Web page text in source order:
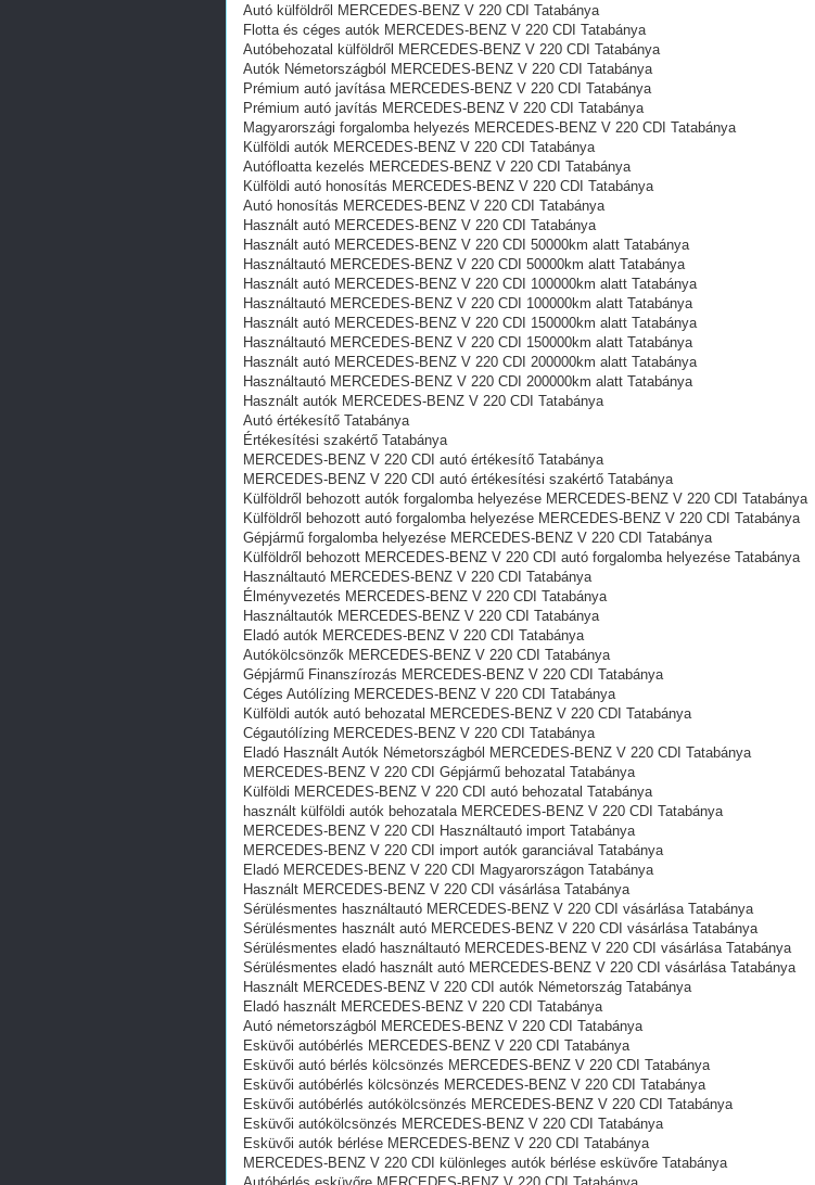
Autó külföldről MERCEDES-BENZ V 220 CDI Tatabánya
Flotta és céges autók MERCEDES-BENZ V 220 CDI Tatabánya
Autóbehozatal külföldről MERCEDES-BENZ V 220 CDI Tatabánya
Autók Németországból‎ MERCEDES-BENZ V 220 CDI Tatabánya
Prémium autó javítása MERCEDES-BENZ V 220 CDI Tatabánya
Prémium autó javítás MERCEDES-BENZ V 220 CDI Tatabánya
Magyarországi forgalomba helyezés MERCEDES-BENZ V 220 CDI Tatabánya
Külföldi autók‎ MERCEDES-BENZ V 220 CDI Tatabánya
Autófloatta kezelés MERCEDES-BENZ V 220 CDI Tatabánya
Külföldi autó honosítás MERCEDES-BENZ V 220 CDI Tatabánya
Autó honosítás MERCEDES-BENZ V 220 CDI Tatabánya
Használt autó‎ MERCEDES-BENZ V 220 CDI Tatabánya
Használt autó‎ MERCEDES-BENZ V 220 CDI 50000km alatt Tatabánya
Használtautó‎ MERCEDES-BENZ V 220 CDI 50000km alatt Tatabánya
Használt autó‎ MERCEDES-BENZ V 220 CDI 100000km alatt Tatabánya
Használtautó‎ MERCEDES-BENZ V 220 CDI 100000km alatt Tatabánya
Használt autó‎ MERCEDES-BENZ V 220 CDI 150000km alatt Tatabánya
Használtautó‎ MERCEDES-BENZ V 220 CDI 150000km alatt Tatabánya
Használt autó‎ MERCEDES-BENZ V 220 CDI 200000km alatt Tatabánya
Használtautó‎ MERCEDES-BENZ V 220 CDI 200000km alatt Tatabánya
Használt autó‎k MERCEDES-BENZ V 220 CDI Tatabánya
Autó értékesítő Tatabánya
Értékesítési szakértő Tatabánya
MERCEDES-BENZ V 220 CDI autó értékesítő Tatabánya
MERCEDES-BENZ V 220 CDI autó értékesítési szakértő Tatabánya
Külföldről behozott autók forgalomba helyezése MERCEDES-BENZ V 220 CDI Tatabánya
Külföldről behozott autó forgalomba helyezése MERCEDES-BENZ V 220 CDI Tatabánya
Gépjármű forgalomba helyezése MERCEDES-BENZ V 220 CDI Tatabánya
Külföldről behozott MERCEDES-BENZ V 220 CDI autó forgalomba helyezése Tatabánya
Használtautó‎ MERCEDES-BENZ V 220 CDI Tatabánya
Élményvezetés MERCEDES-BENZ V 220 CDI Tatabánya
Használtautó‎k MERCEDES-BENZ V 220 CDI Tatabánya
Eladó autók MERCEDES-BENZ V 220 CDI Tatabánya
Autókölcsönzők MERCEDES-BENZ V 220 CDI Tatabánya
Gépjármű Finanszírozás MERCEDES-BENZ V 220 CDI Tatabánya
Céges Autólízing MERCEDES-BENZ V 220 CDI Tatabánya
Külföldi autók‎ autó behozatal MERCEDES-BENZ V 220 CDI Tatabánya
Cégautólízing MERCEDES-BENZ V 220 CDI Tatabánya
Eladó Használt Autók Németországból MERCEDES-BENZ V 220 CDI Tatabánya
MERCEDES-BENZ V 220 CDI Gépjármű behozatal Tatabánya
Külföldi MERCEDES-BENZ V 220 CDI autó behozatal Tatabánya
használt külföldi autók behozatala MERCEDES-BENZ V 220 CDI Tatabánya
MERCEDES-BENZ V 220 CDI Használtautó import Tatabánya
MERCEDES-BENZ V 220 CDI import autók garanciával Tatabánya
Eladó MERCEDES-BENZ V 220 CDI Magyarországon‎ Tatabánya
Használt MERCEDES-BENZ V 220 CDI vásárlása Tatabánya
Sérülésmentes használtautó MERCEDES-BENZ V 220 CDI vásárlása Tatabánya
Sérülésmentes használt autó MERCEDES-BENZ V 220 CDI vásárlása Tatabánya
Sérülésmentes eladó használtautó MERCEDES-BENZ V 220 CDI vásárlása Tatabánya
Sérülésmentes eladó használt autó MERCEDES-BENZ V 220 CDI vásárlása Tatabánya
Használt MERCEDES-BENZ V 220 CDI autók Németország Tatabánya
Eladó használt MERCEDES-BENZ V 220 CDI Tatabánya
Autó németországból MERCEDES-BENZ V 220 CDI Tatabánya
Esküvői autóbérlés MERCEDES-BENZ V 220 CDI Tatabánya
Esküvői autó bérlés kölcsönzés MERCEDES-BENZ V 220 CDI Tatabánya
Esküvői autóbérlés kölcsönzés MERCEDES-BENZ V 220 CDI Tatabánya
Esküvői autóbérlés autókölcsönzés MERCEDES-BENZ V 220 CDI Tatabánya
Esküvői autókölcsönzés MERCEDES-BENZ V 220 CDI Tatabánya
Esküvői autók bérlése MERCEDES-BENZ V 220 CDI Tatabánya
MERCEDES-BENZ V 220 CDI különleges autók bérlése esküvőre Tatabánya